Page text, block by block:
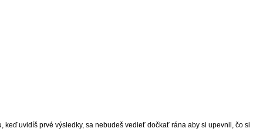
uvidíš prvé výsledky, sa nebudeš vedieť dočkať rána aby si upevnil, čo si